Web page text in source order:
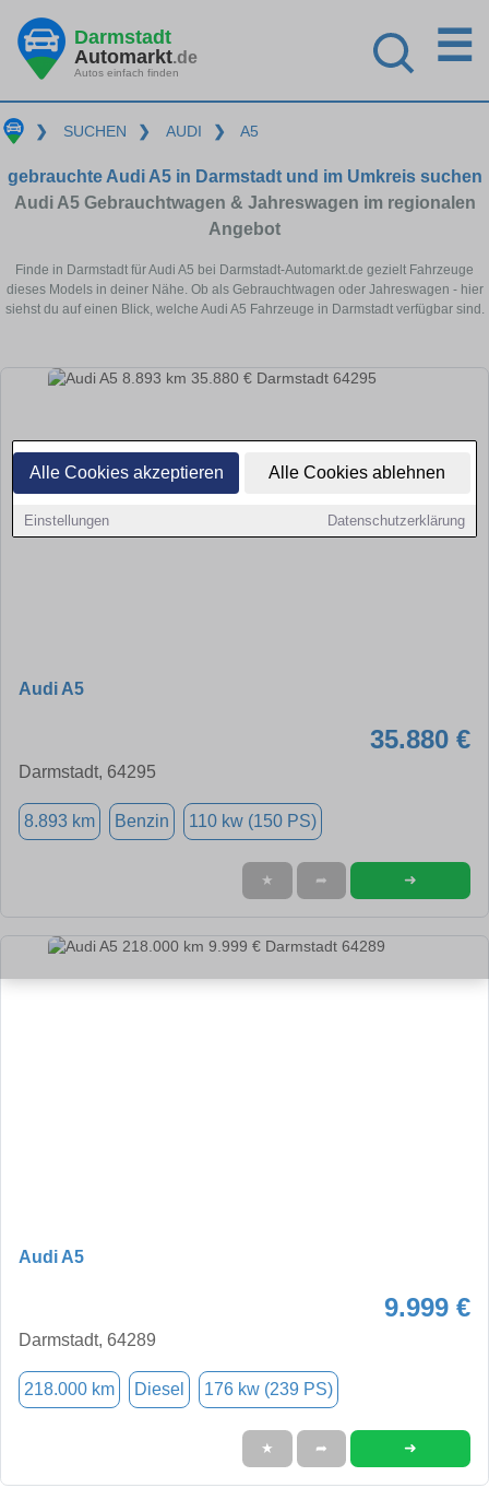
Alle Cookies akzeptieren Alle Cookies ablehnen
Einstellungen Datenschutzerklärung
Darmstadt
Automarkt.de
Autos einfach finden
☰
❯ SUCHEN ❯ AUDI ❯ A5
gebrauchte Audi A5 in Darmstadt und im Umkreis suchen
Audi A5 Gebrauchtwagen & Jahreswagen im regionalen
Angebot
Finde in Darmstadt für Audi A5 bei Darmstadt-Automarkt.de gezielt Fahrzeuge
dieses Models in deiner Nähe. Ob als Gebrauchtwagen oder Jahreswagen - hier
siehst du auf einen Blick, welche Audi A5 Fahrzeuge in Darmstadt verfügbar sind.
Audi A5
35.880 €
Darmstadt, 64295
8.893 km Benzin 110 kw (150 PS)
★ ➦ ➜
Audi A5
9.999 €
Darmstadt, 64289
218.000 km Diesel 176 kw (239 PS)
★ ➦ ➜